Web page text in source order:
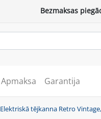
Bezmaksas
Apmaksa Garantija
Elektriskā tējkanna Retro